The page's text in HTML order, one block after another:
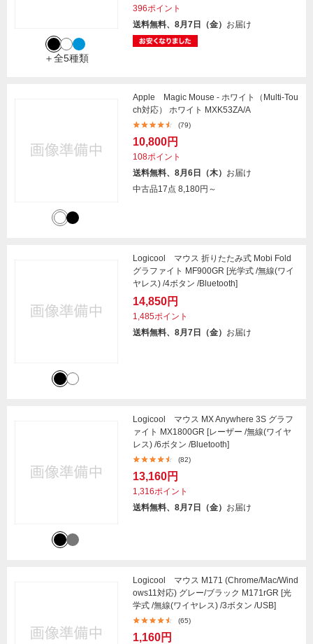
＋全5種類
396ポイント
送料無料、8月7日（金） お届け
Apple Magic Mouse - ホワイト（Multi-Tou
ch対応） ホワイト MXK53ZA/A
(79)
10,800円
108ポイント
送料無料、8月6日（木） お届け
中古品17点 8,180円～
Logicool マウス 折りたたみ式 Mobi Fold
グラファイト MF900GR [光学式 /無線(ワイ
ヤレス) /4ボタン /Bluetooth]
14,850円
1,485ポイント
送料無料、8月7日（金） お届け
Logicool マウス MX Anywhere 3S グラフ
ァイト MX1800GR [レーザー /無線(ワイヤ
レス) /6ボタン /Bluetooth]
(82)
13,160円
1,316ポイント
送料無料、8月7日（金） お届け
Logicool マウス M171 (Chrome/Mac/Wind
ows11対応) グレー/ブラック M171rGR [光
学式 /無線(ワイヤレス) /3ボタン /USB]
(65)
1,160円